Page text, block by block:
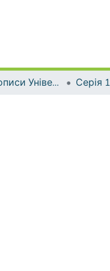
Наукові часописи Університету